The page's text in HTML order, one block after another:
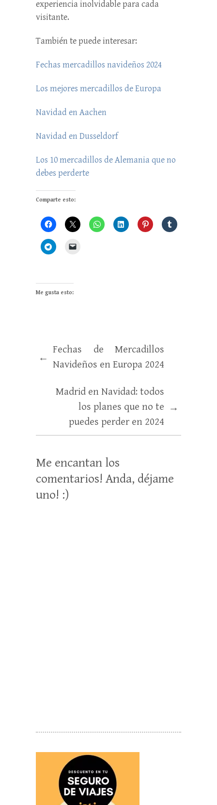
experiencia inolvidable para cada
visitante.
También te puede interesar:
Fechas mercadillos navideños 2024
Los mejores mercadillos de Europa
Navidad en Aachen
Navidad en Dusseldorf
Los 10 mercadillos de Alemania que no
debes perderte
Comparte esto:
Me gusta esto:
←
Fechas de Mercadillos
Navideños en Europa 2024
Madrid en Navidad: todos
los planes que no te
puedes perder en 2024
→
Me encantan los
comentarios! Anda, déjame
uno! :)